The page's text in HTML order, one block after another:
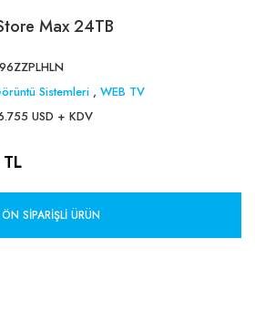
Max 24TB
Sistemleri ,WEB TV
USD + KDV
ÖN SIPARIŞLI ÜRÜN